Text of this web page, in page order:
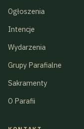
Ogłoszenia
Intencje
Wydarzenia
Grupy Parafialne
Sakramenty
O Parafii